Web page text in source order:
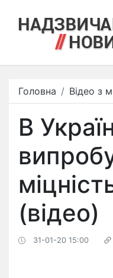
Головна Відео з
В
(відео)
31-01-20 15:00